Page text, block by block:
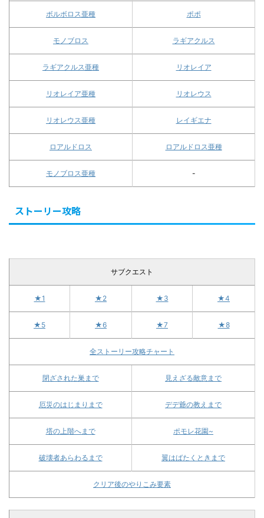
ボルボロス亜種 ポポ
モノブロス ラギアクルス
ラギアクルス亜種 リオレイア
リオレイア亜種 リオレウス
リオレウス亜種 レイギエナ
ロアルドロス ロアルドロス亜種
モノブロス亜種 -
ストーリー攻略
サブクエスト
★1 ★2 ★3 ★4
★5 ★6 ★7 ★8
全ストーリー攻略チャート
閉ざされた巣まで 見えざる敵意まで
厄災のはじまりまで デデ爺の教えまで
塔の上階へまで ポモレ花園~
破壊者あらわるまで 翼はばたくときまで
クリア後のやりこみ要素